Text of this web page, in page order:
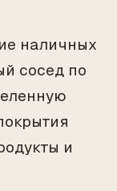
наличных
сосед по
и